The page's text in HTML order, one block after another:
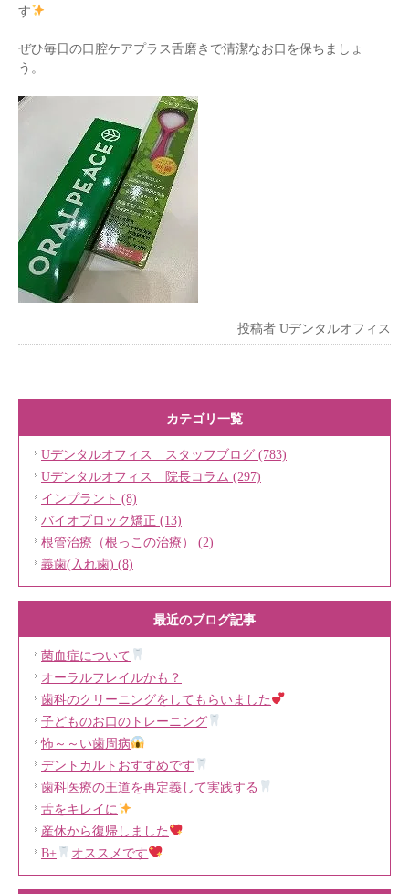
す
ぜひ毎日の口腔ケアプラス舌磨きで清潔なお口を保ちましょ
う。
投稿者 Uデンタルオフィス
カテゴリ一覧
Uデンタルオフィス スタッフブログ (783)
Uデンタルオフィス 院長コラム (297)
インプラント (8)
バイオブロック矯正 (13)
根管治療（根っこの治療） (2)
義歯(入れ歯) (8)
最近のブログ記事
菌血症について
オーラルフレイルかも？
歯科のクリーニングをしてもらいました
子どものお口のトレーニング
怖～～い歯周病
デントカルトおすすめです
歯科医療の王道を再定義して実践する
舌をキレイに
産休から復帰しました
B+
オススメです